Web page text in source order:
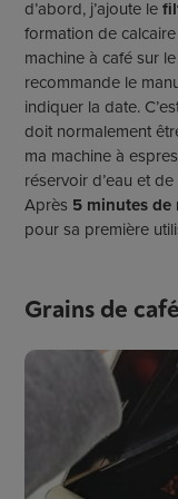
d’abord, j’ajoute le
formation de
machine à café sur
recommande le
indiquer la date.
doit normalement
ma machine à
réservoir d’eau et
Après 5 minutes de
pour sa première
Grains de